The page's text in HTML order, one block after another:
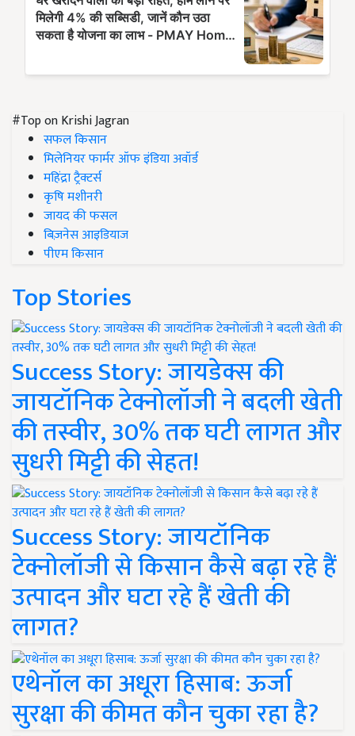
#Top on Krishi Jagran
सफल किसान
मिलेनियर फार्मर ऑफ इंडिया अवॉर्ड
महिंद्रा ट्रैक्टर्स
कृषि मशीनरी
जायद की फसल
बिज़नेस आइडियाज
पीएम किसान
Top Stories
Success Story: जायडेक्स की
जायटॉनिक टेक्नोलॉजी ने बदली खेती
की तस्वीर, 30% तक घटी लागत और
सुधरी मिट्टी की सेहत!
Success Story: जायटॉनिक
टेक्नोलॉजी से किसान कैसे बढ़ा रहे हैं
उत्पादन और घटा रहे हैं खेती की
लागत?
एथेनॉल का अधूरा हिसाब: ऊर्जा
सुरक्षा की कीमत कौन चुका रहा है?